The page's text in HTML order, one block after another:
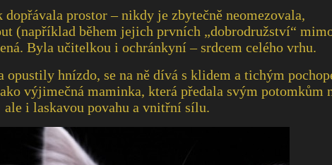
prostor – nikdy je zbytečně neomezovala,
(například během jejich prvních „dobrodružství“
Byla učitelkou i ochránkyní – srdcem celého vrhu.
hnízdo, se na ně dívá s klidem a tichým
výjimečná maminka, která předala svým potomkům
ale i laskavou povahu a vnitřní sílu.